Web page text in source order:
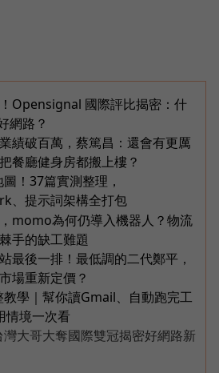
Opensignal 國際評比揭密：什
網路？
績破百萬，蔡篤昌：還會有更厲
餐廳健身房都搬上樓？
！37篇實測整理，
、提示詞架構全打包
momo為何仍導入機器人？物流
手的缺工難題
最後一排！最低調的二代鄭平，
場重新定價？
學｜幫你讀Gmail、自動跑完工
情境一次看
大哥大奪國際雙冠揭密好網路新